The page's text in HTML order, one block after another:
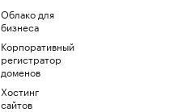
Облако для
бизнеса
Корпоративный
регистратор
доменов
Хостинг
сайтов